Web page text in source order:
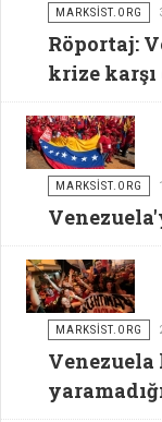
MARKSİST.ORG
Röportaj:
krize
MARKSİST.ORG
MARKSİST.ORG